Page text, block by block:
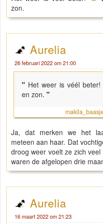
zon.
Aurelia
26 februari 2022 om 21:00
" Het weer is véél
en zon. "
Ja, dat merken we het
meteen aan haar. Dat
droog weer voelt ze zich
waren de afgelopen drie
Aurelia
16 maart 2022 om 21:23